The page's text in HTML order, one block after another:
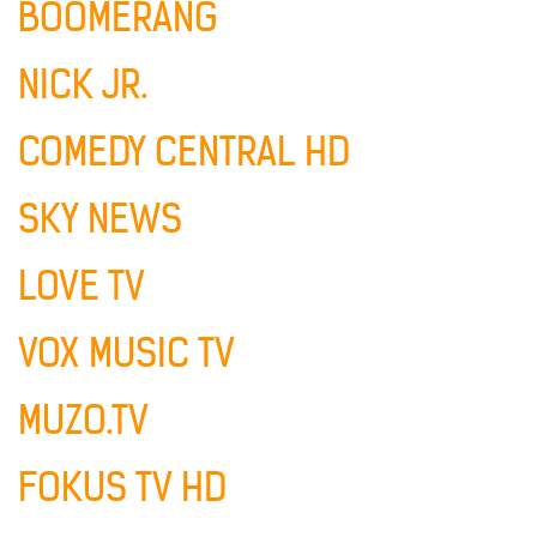
BOOMERANG
NICK JR.
COMEDY CENTRAL HD
SKY NEWS
LOVE TV
VOX MUSIC TV
MUZO.TV
FOKUS TV HD